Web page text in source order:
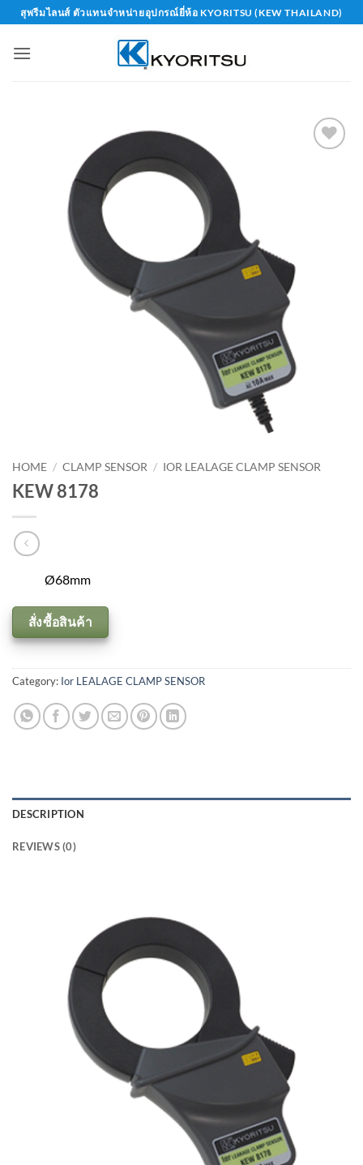
Skip
to
content
สุพรีมไลนส์ ตัวแทนจำหน่ายอุปกรณ์ยี่ห้อ KYORITSU (KEW THAILAND)
HOME / CLAMP SENSOR / IOR LEALAGE CLAMP SENSOR
KEW 8178
Ø68mm
สั่งซื้อสินค้า
Category: Ior LEALAGE CLAMP SENSOR
DESCRIPTION
REVIEWS (0)